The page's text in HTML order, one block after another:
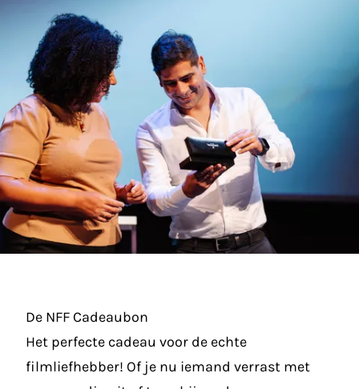
De NFF Cadeaubon
Het perfecte cadeau voor de echte
filmliefhebber! Of je nu iemand verrast met